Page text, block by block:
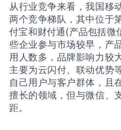
从行业竞争来看，我国移
两个竞争梯队，其中位于
付宝和财付通(产品包括微
些企业参与市场较早，产
用人数多，品牌影响力较
主要为云闪付、联动优势
自己用户与客户群体，且
擅长的领域，但与微信、
距。